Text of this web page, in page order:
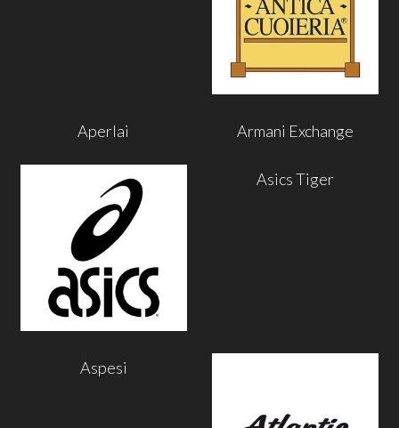
Aperlai Armani Exchange
Asics Tiger
Aspesi